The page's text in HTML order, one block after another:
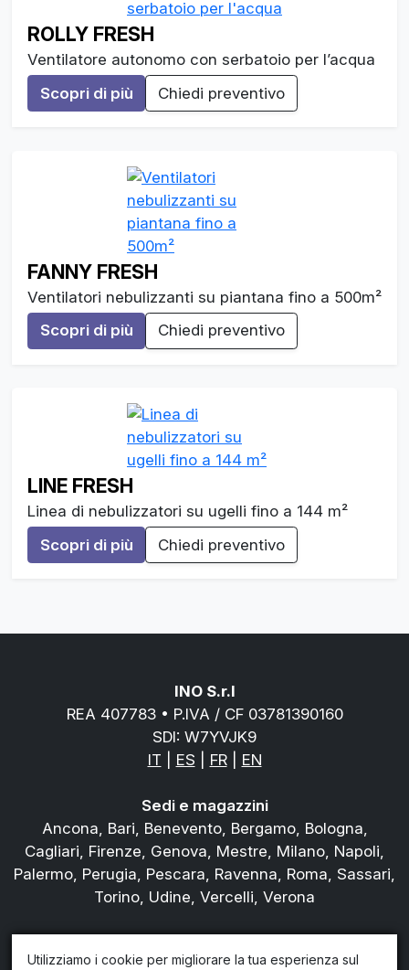
ROLLY FRESH
Ventilatore autonomo con serbatoio per l’acqua
Scopri di più
Chiedi preventivo
FANNY FRESH
Ventilatori nebulizzanti su piantana fino a 500m²
Scopri di più
Chiedi preventivo
LINE FRESH
Linea di nebulizzatori su ugelli fino a 144 m²
Scopri di più
Chiedi preventivo
INO S.r.l
REA 407783 • P.IVA / CF 03781390160
SDI: W7YVJK9
IT
ES FR| EN
Sedi e magazzini
Ancona, Bari, Benevento, Bergamo, Bologna,
Cagliari, Firenze, Genova, Mestre, Milano, Napoli,
Palermo, Perugia, Pescara, Ravenna, Roma, Sassari,
Torino, Udine, Vercelli, Verona
Chi siamo
Utilizziamo i cookie per migliorare la tua esperienza sul